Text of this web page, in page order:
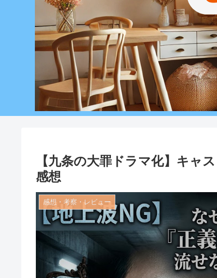
【九条の大罪ドラマ化】キャ
感想
感想・考察・レビュー